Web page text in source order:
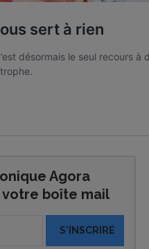
Agora
boîte mail
S'INSCRIRE